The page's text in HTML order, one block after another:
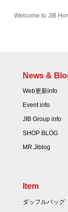
Welcome to JIB
News &
Web更新info
Event info
JIB Group info
SHOP BLOG
MR.Jiblog
Item
ダッフルバッグ